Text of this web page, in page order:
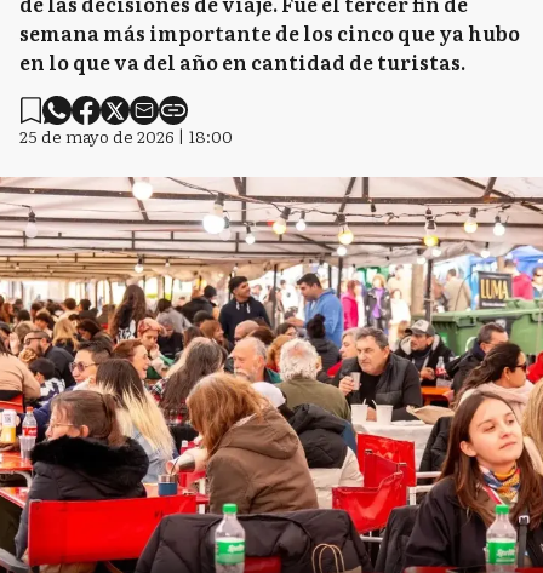
semana más importante de los cinco que ya hubo
en lo que va del año en cantidad de turistas.
25 de mayo de 2026 | 18:00